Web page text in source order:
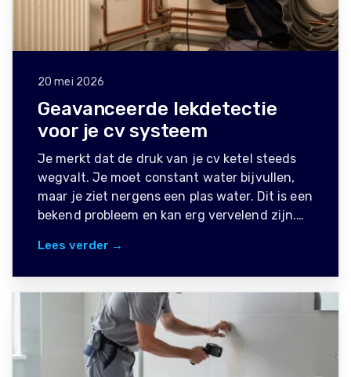
20 mei 2026
Geavanceerde lekdetectie
voor je cv systeem
Je merkt dat de druk van je cv ketel steeds
wegvalt. Je moet constant water bijvullen,
maar je ziet nergens een plas water. Dit is een
bekend probleem en kan erg vervelend zijn.…
Lees verder →